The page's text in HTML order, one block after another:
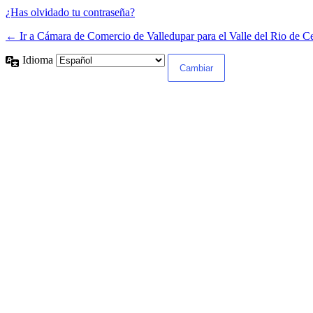
¿Has olvidado tu contraseña?
← Ir a Cámara de Comercio de Valledupar para el Valle del Rio de
Idioma